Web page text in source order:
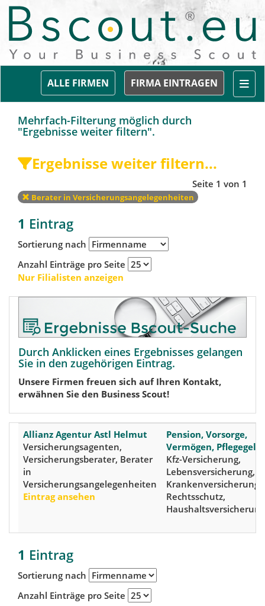
FIRMA EINTRAGEN
ALLE FIRMEN
Mehrfach-Filterung möglich durch
"Ergebnisse weiter filtern".
Ergebnisse weiter filtern...
Seite 1 von 1
Berater in Versicherungsangelegenheiten
1 Eintrag
Sortierung nach
Anzahl Einträge pro Seite
Nur Filialisten anzeigen
Durch Anklicken eines Ergebnisses gelangen
Sie in den zugehörigen Eintrag.
Unsere Firmen freuen sich auf Ihren Kontakt,
erwähnen Sie den Business Scout!
Allianz Agentur Astl Helmut
Versicherungsagenten,
Versicherungsberater, Berater
in
Versicherungsangelegenheiten
Eintrag ansehen
Pension, Vorsorge,
Vermögen, Pflegegeld
Kfz-Versicherung,
Lebensversicherung,
Krankenversicherung,
Rechtsschutz,
Haushaltsversicherung
1 Eintrag
Sortierung nach
Anzahl Einträge pro Seite